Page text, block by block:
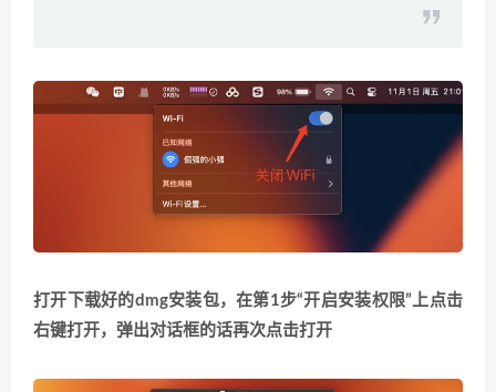
打开下载好的dmg安装包，在第1步“开启安装权限”上点击
右键打开，弹出对话框的话再次点击打开